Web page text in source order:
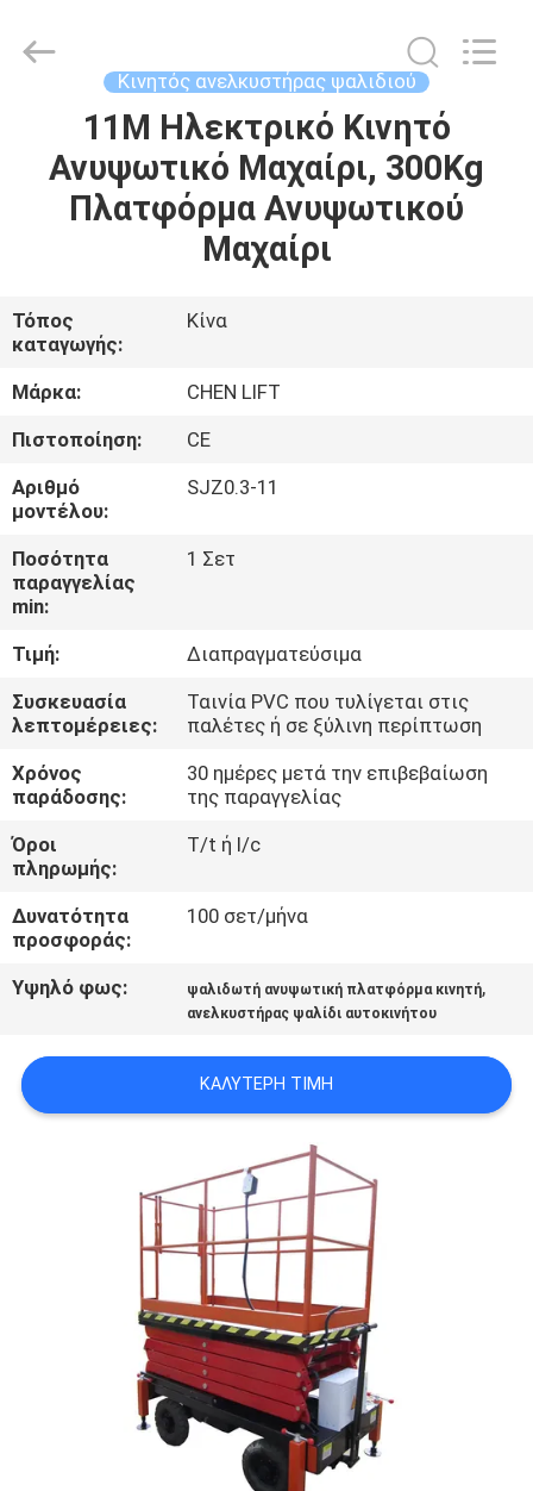
ΠΡΟΪΌΝΤΑ
ΜΕ
ΕΜΆΣ
ΕΠΙΣΚΈΨΕΙΣ
ΣΤΟ
ΕΡΓΟΣΤΆΣΙΟ
ΈΛΕΓΧΟΣ
ΠΟΙΌΤΗΤΑΣ
ΕΠΙΚΟΙΝΩΝΉΣΤΕ
ΜΑΖΊ
ΜΑΣ
ΕΙΔΉΣΕΙΣ
ΖΗΤΉΣΤΕ
ΜΙΑ
SITEMAP
ΑΠΟΡΡΉΤΟΥ
Κινητός ανελκυστήρας ψαλιδιού
11Μ Ηλεκτρικό Κινητό
Ανυψωτικό Μαχαίρι, 300Kg
Πλατφόρμα Ανυψωτικού
Μαχαίρι
Τόπος
καταγωγής:
Κίνα
Μάρκα:
CHEN LIFT
Πιστοποίηση:
CE
Αριθμό
μοντέλου:
SJZ0.3-11
Ποσότητα
παραγγελίας
min:
1 Σετ
Τιμή:
Διαπραγματεύσιμα
Συσκευασία
λεπτομέρειες:
Ταινία PVC που τυλίγεται στις
παλέτες ή σε ξύλινη περίπτωση
Χρόνος
παράδοσης:
30 ημέρες μετά την επιβεβαίωση
της παραγγελίας
Όροι
πληρωμής:
T/t ή l/c
Δυνατότητα
προσφοράς:
100 σετ/μήνα
Υψηλό φως: ψαλιδωτή ανυψωτική πλατφόρμα κινητή,
ανελκυστήρας ψαλίδι αυτοκινήτου
ΚΑΛΎΤΕΡΗ ΤΙΜΉ